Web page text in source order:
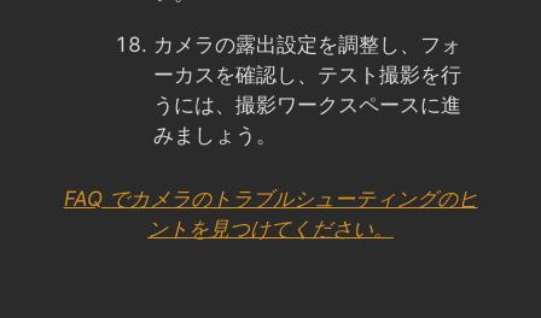
カメラの露出設定を調整し、フォ
ーカスを確認し、テスト撮影を行
うには、撮影ワークスペースに進
みましょう。
FAQ でカメラのトラブルシューティングのヒ
ントを見つけてください。